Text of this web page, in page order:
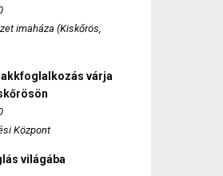
imaháza (Kiskőrös,
várja
Központ
világába